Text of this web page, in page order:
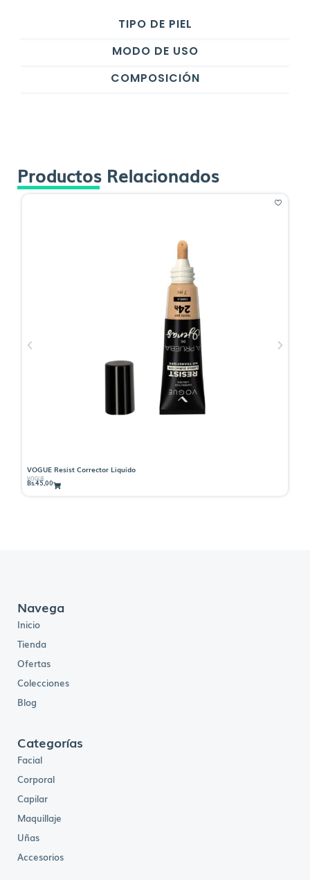
TIPO DE PIEL
MODO DE USO
COMPOSICIÓN
Productos Relacionados
VOGUE Resist Corrector Liquido
VOGUE
Bs.45,00
Navega
Inicio
Tienda
Ofertas
Colecciones
Blog
Categorías
Facial
Corporal
Capilar
Maquillaje
Uñas
Accesorios